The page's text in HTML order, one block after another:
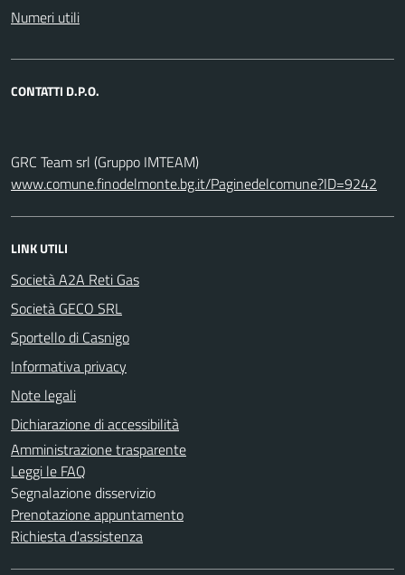
Numeri utili
CONTATTI D.P.O.
GRC Team srl (Gruppo IMTEAM)
www.comune.finodelmonte.bg.it/Paginedelcomune?ID=9242
LINK UTILI
Società A2A Reti Gas
Società GECO SRL
Sportello di Casnigo
Informativa privacy
Note legali
Dichiarazione di accessibilità
Amministrazione trasparente
Leggi le FAQ
Segnalazione disservizio
Prenotazione appuntamento
Richiesta d'assistenza